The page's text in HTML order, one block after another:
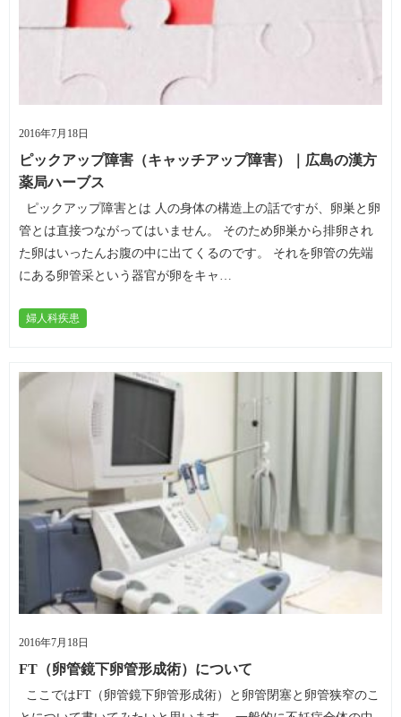
2016年7月18日
ピックアップ障害（キャッチアップ障害）｜広島の漢方
薬局ハーブス
ピックアップ障害とは 人の身体の構造上の話ですが、卵巣と卵
管とは直接つながってはいません。 そのため卵巣から排卵され
た卵はいったんお腹の中に出てくるのです。 それを卵管の先端
にある卵管采という器官が卵をキャ…
婦人科疾患
2016年7月18日
FT（卵管鏡下卵管形成術）について
ここではFT（卵管鏡下卵管形成術）と卵管閉塞と卵管狭窄のこ